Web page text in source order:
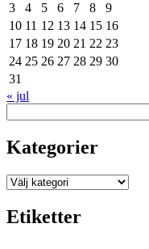
3
4 5 6 7 8
9
10 11 12 13 14 15 16
17 18 19 20 21 22 23
24 25 26 27 28 29 30
31
« jul
Kategorier
Kategorier
Etiketter